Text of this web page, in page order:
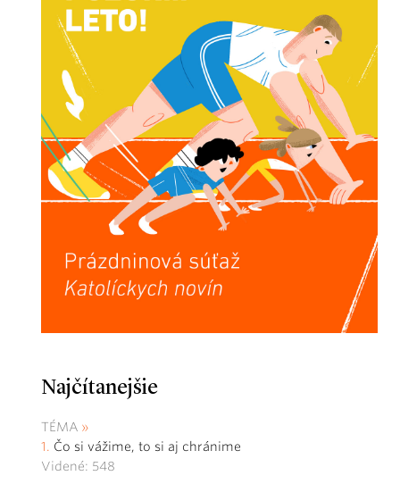
Najčítanejšie
TÉMA
Čo si vážime, to si aj chránime
Videné: 548